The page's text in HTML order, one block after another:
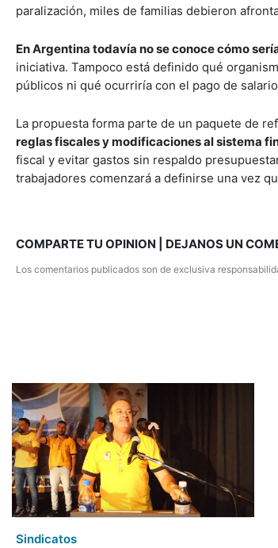
paralización, miles de familias debieron
En Argentina todavía no se conoce cómo
iniciativa. Tampoco está definido qué
públicos ni qué ocurriría con el pago de
La propuesta forma parte de un paquete de
reglas fiscales y modificaciones al sistema
fiscal y evitar gastos sin respaldo
trabajadores comenzará a definirse una vez
COMPARTE TU OPINION | DEJANOS UN
Los comentarios publicados son de exclusiva
Sindicatos